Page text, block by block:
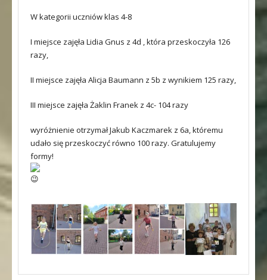
W kategorii uczniów klas 4-8
I miejsce zajęła Lidia Gnus z 4d , która przeskoczyła 126
razy,
II miejsce zajęła Alicja Baumann z 5b z wynikiem 125 razy,
III miejsce zajęła Żaklin Franek z 4c- 104 razy
wyróżnienie otrzymał Jakub Kaczmarek z 6a, któremu
udało się przeskoczyć równo 100 razy. Gratulujemy
formy!